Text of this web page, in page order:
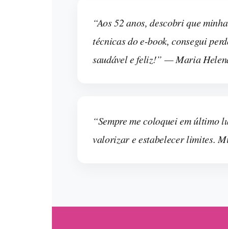
“Aos 52 anos, descobri que
técnicas do e-book, consegui
saudável e feliz!” — Maria
“Sempre me coloquei em último
valorizar e estabelecer limites.